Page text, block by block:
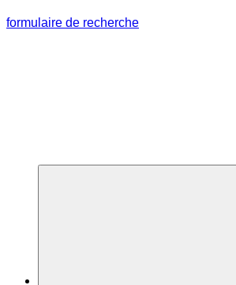
formulaire de recherche